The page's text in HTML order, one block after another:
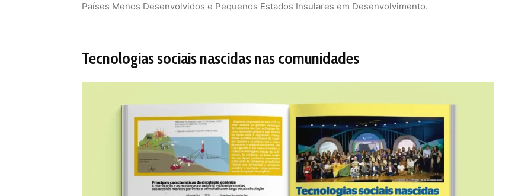
Países Menos Desenvolvidos e Pequenos Estados Insulares em Desenvolvimento.
Tecnologias sociais nascidas nas comunidades